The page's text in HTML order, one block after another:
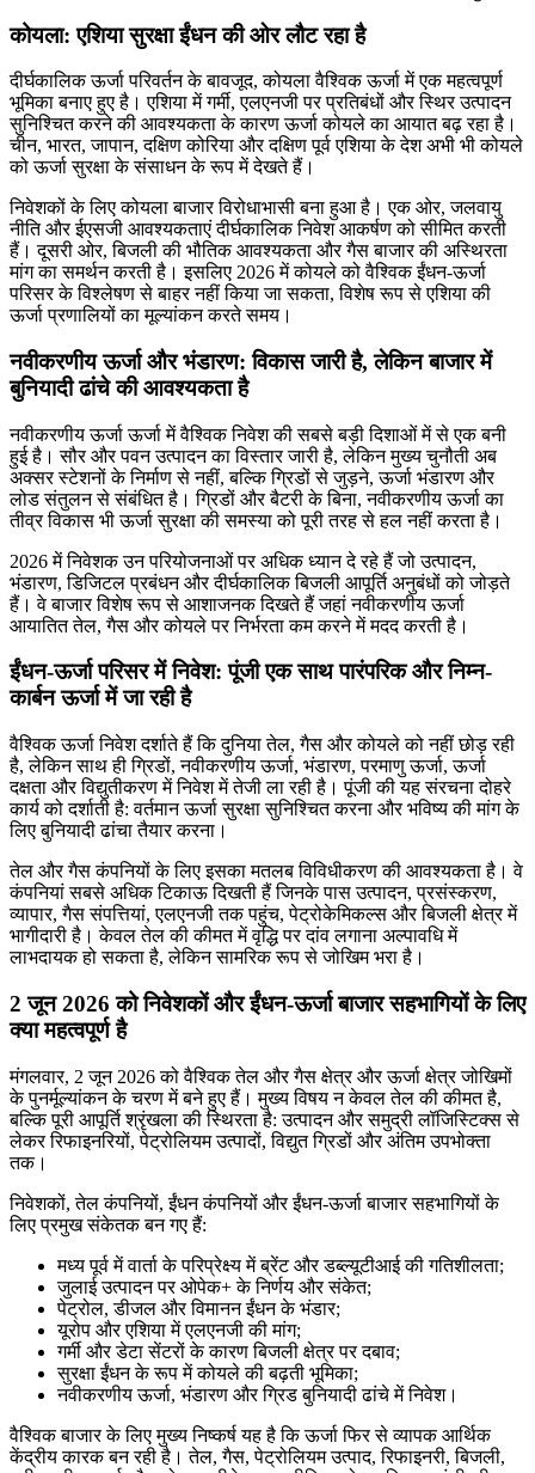
कोयला: एशिया सुरक्षा ईंधन की ओर लौट रहा है
दीर्घकालिक ऊर्जा परिवर्तन के बावजूद, कोयला वैश्विक ऊर्जा में एक महत्वपूर्ण
भूमिका बनाए हुए है। एशिया में गर्मी, एलएनजी पर प्रतिबंधों और स्थिर उत्पादन
सुनिश्चित करने की आवश्यकता के कारण ऊर्जा कोयले का आयात बढ़ रहा है।
चीन, भारत, जापान, दक्षिण कोरिया और दक्षिण पूर्व एशिया के देश अभी भी कोयले
को ऊर्जा सुरक्षा के संसाधन के रूप में देखते हैं।
निवेशकों के लिए कोयला बाजार विरोधाभासी बना हुआ है। एक ओर, जलवायु
नीति और ईएसजी आवश्यकताएं दीर्घकालिक निवेश आकर्षण को सीमित करती
हैं। दूसरी ओर, बिजली की भौतिक आवश्यकता और गैस बाजार की अस्थिरता
मांग का समर्थन करती है। इसलिए 2026 में कोयले को वैश्विक ईंधन-ऊर्जा
परिसर के विश्लेषण से बाहर नहीं किया जा सकता, विशेष रूप से एशिया की
ऊर्जा प्रणालियों का मूल्यांकन करते समय।
नवीकरणीय ऊर्जा और भंडारण: विकास जारी है, लेकिन बाजार में
बुनियादी ढांचे की आवश्यकता है
नवीकरणीय ऊर्जा ऊर्जा में वैश्विक निवेश की सबसे बड़ी दिशाओं में से एक बनी
हुई है। सौर और पवन उत्पादन का विस्तार जारी है, लेकिन मुख्य चुनौती अब
अक्सर स्टेशनों के निर्माण से नहीं, बल्कि ग्रिडों से जुड़ने, ऊर्जा भंडारण और
लोड संतुलन से संबंधित है। ग्रिडों और बैटरी के बिना, नवीकरणीय ऊर्जा का
तीव्र विकास भी ऊर्जा सुरक्षा की समस्या को पूरी तरह से हल नहीं करता है।
2026 में निवेशक उन परियोजनाओं पर अधिक ध्यान दे रहे हैं जो उत्पादन,
भंडारण, डिजिटल प्रबंधन और दीर्घकालिक बिजली आपूर्ति अनुबंधों को जोड़ते
हैं। वे बाजार विशेष रूप से आशाजनक दिखते हैं जहां नवीकरणीय ऊर्जा
आयातित तेल, गैस और कोयले पर निर्भरता कम करने में मदद करती है।
ईंधन-ऊर्जा परिसर में निवेश: पूंजी एक साथ पारंपरिक और निम्न-
कार्बन ऊर्जा में जा रही है
वैश्विक ऊर्जा निवेश दर्शाते हैं कि दुनिया तेल, गैस और कोयले को नहीं छोड़ रही
है, लेकिन साथ ही ग्रिडों, नवीकरणीय ऊर्जा, भंडारण, परमाणु ऊर्जा, ऊर्जा
दक्षता और विद्युतीकरण में निवेश में तेजी ला रही है। पूंजी की यह संरचना दोहरे
कार्य को दर्शाती है: वर्तमान ऊर्जा सुरक्षा सुनिश्चित करना और भविष्य की मांग के
लिए बुनियादी ढांचा तैयार करना।
तेल और गैस कंपनियों के लिए इसका मतलब विविधीकरण की आवश्यकता है। वे
कंपनियां सबसे अधिक टिकाऊ दिखती हैं जिनके पास उत्पादन, प्रसंस्करण,
व्यापार, गैस संपत्तियां, एलएनजी तक पहुंच, पेट्रोकेमिकल्स और बिजली क्षेत्र में
भागीदारी है। केवल तेल की कीमत में वृद्धि पर दांव लगाना अल्पावधि में
लाभदायक हो सकता है, लेकिन सामरिक रूप से जोखिम भरा है।
2 जून 2026 को निवेशकों और ईंधन-ऊर्जा बाजार सहभागियों के लिए
क्या महत्वपूर्ण है
मंगलवार, 2 जून 2026 को वैश्विक तेल और गैस क्षेत्र और ऊर्जा क्षेत्र जोखिमों
के पुनर्मूल्यांकन के चरण में बने हुए हैं। मुख्य विषय न केवल तेल की कीमत है,
बल्कि पूरी आपूर्ति श्रृंखला की स्थिरता है: उत्पादन और समुद्री लॉजिस्टिक्स से
लेकर रिफाइनरियों, पेट्रोलियम उत्पादों, विद्युत ग्रिडों और अंतिम उपभोक्ता
तक।
निवेशकों, तेल कंपनियों, ईंधन कंपनियों और ईंधन-ऊर्जा बाजार सहभागियों के
लिए प्रमुख संकेतक बन गए हैं:
मध्य पूर्व में वार्ता के परिप्रेक्ष्य में ब्रेंट और डब्ल्यूटीआई की गतिशीलता;
जुलाई उत्पादन पर ओपेक+ के निर्णय और संकेत;
पेट्रोल, डीजल और विमानन ईंधन के भंडार;
यूरोप और एशिया में एलएनजी की मांग;
गर्मी और डेटा सेंटरों के कारण बिजली क्षेत्र पर दबाव;
सुरक्षा ईंधन के रूप में कोयले की बढ़ती भूमिका;
नवीकरणीय ऊर्जा, भंडारण और ग्रिड बुनियादी ढांचे में निवेश।
वैश्विक बाजार के लिए मुख्य निष्कर्ष यह है कि ऊर्जा फिर से व्यापक आर्थिक
केंद्रीय कारक बन रही है। तेल, गैस, पेट्रोलियम उत्पाद, रिफाइनरी, बिजली,